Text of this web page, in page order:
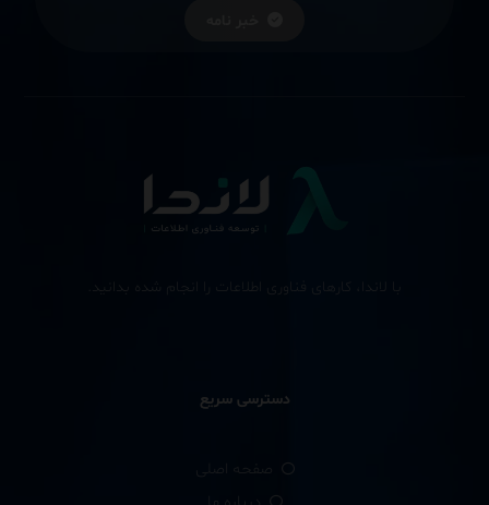
با لاندا، کارهای فناوری اطلاعات را انجام شده بدانید.
دسترسی سریع
صفحه اصلی